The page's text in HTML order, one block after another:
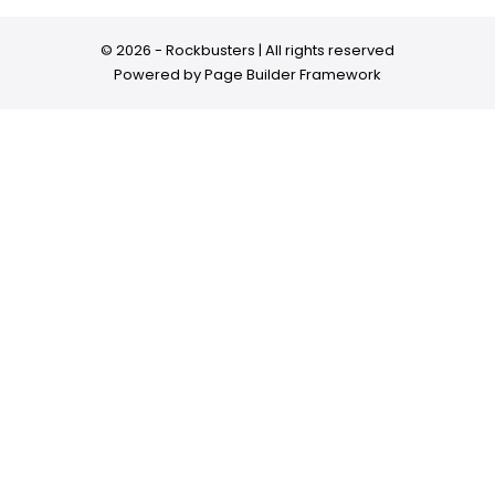
© 2026 - Rockbusters | All rights reserved
Powered byPage Builder Framework